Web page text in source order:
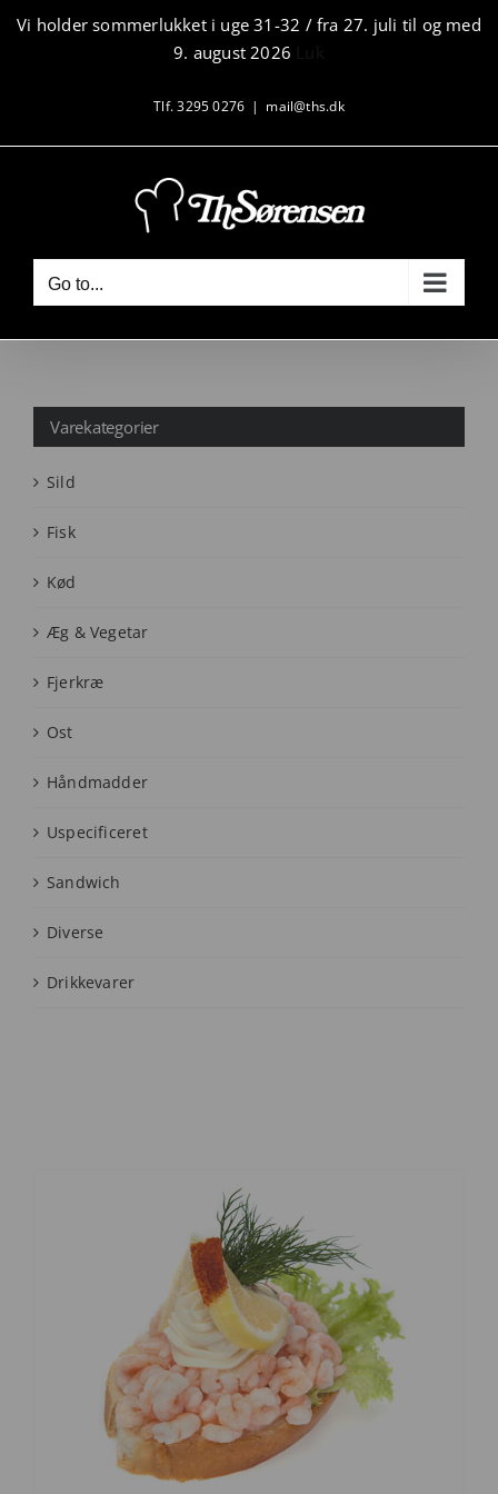
Vi holder sommerlukket i uge 31-32 / fra 27. juli til og med
9. august 2026
Tlf. 3295 0276 | mail@ths.dk
Go to...
Varekategorier
Sild
Fisk
Kød
Æg & Vegetar
Fjerkræ
Ost
Håndmadder
Uspecificeret
Sandwich
Diverse
Drikkevarer